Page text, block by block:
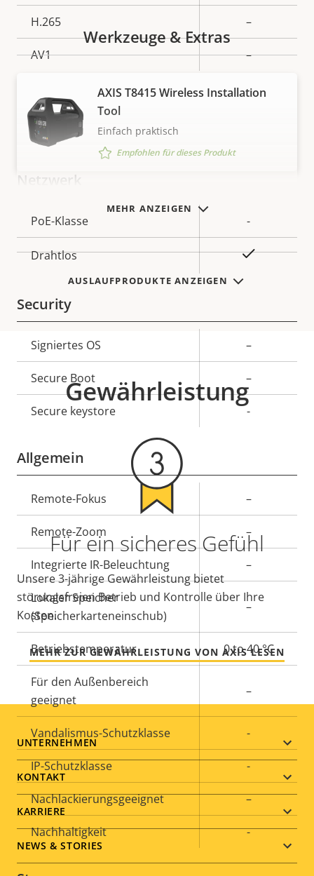
H.265 –
AV1 –
Audio
Eigentumsbeschreibung
Audiounterstützung
Netzwerk
Eigentumsbeschreibung Eigentumswert
PoE-Klasse -
Drahtlos Ja
Security
Eigentumsbeschreibung Eigentumswert
Signiertes OS –
Secure Boot –
Secure keystore -
Allgemein
Eigentumsbeschreibung Eigentumswert
Remote-Fokus –
Remote-Zoom –
Integrierte IR-Beleuchtung –
Lokaler Speicher
(Speicherkarteneinschub)
–
Betriebstemperatur 0 to 40 °C
Für den Außenbereich
geeignet
–
Vandalismus-Schutzklasse -
IP-Schutzklasse -
Nachlackierungsgeeignet –
Nachhaltigkeit -
MEHR ANZEIGEN
Werkzeuge & Extras
AXIS T8415 Wireless Installation
Tool
Einfach praktisch
Empfohlen für dieses Produkt
AUSLAUFPRODUKTE ANZEIGEN
Gewährleistung
Für ein sicheres Gefühl
Unsere 3-jährige Gewährleistung bietet
störungsfreien Betrieb und Kontrolle über Ihre
Kosten.
MEHR ZUR GEWÄHRLEISTUNG VON AXIS LESEN
Footer
menu
UNTERNEHMEN
KONTAKT
KARRIERE
NEWS & STORIES